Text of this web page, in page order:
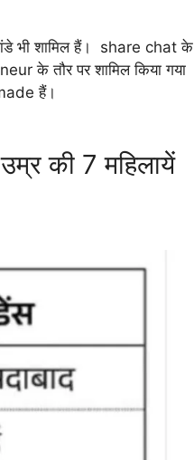
भी शामिल हैं। ​​​​​​ share chat के
के तौर पर शामिल किया गया
हैं।
की 7 महिलायें